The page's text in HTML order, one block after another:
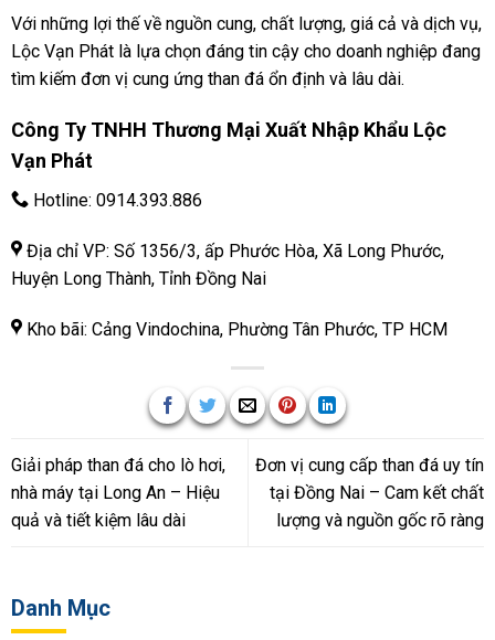
Danh Mục
Với những lợi thế về nguồn cung, chất lượng, giá cả và dịch vụ,
Lộc Vạn Phát là lựa chọn đáng tin cậy cho doanh nghiệp đang
tìm kiếm đơn vị cung ứng than đá ổn định và lâu dài.
Công Ty TNHH Thương Mại Xuất Nhập Khẩu Lộc
Vạn Phát
Hotline: 0914.393.886
Địa chỉ VP: Số 1356/3, ấp Phước Hòa, Xã Long Phước,
Huyện Long Thành, Tỉnh Đồng Nai
Kho bãi: Cảng Vindochina, Phường Tân Phước, TP HCM
Giải pháp than đá cho lò hơi,
nhà máy tại Long An – Hiệu
quả và tiết kiệm lâu dài
Đơn vị cung cấp than đá uy tín
tại Đồng Nai – Cam kết chất
lượng và nguồn gốc rõ ràng